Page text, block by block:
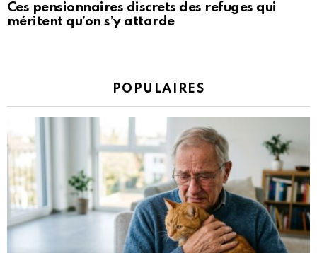
Ces pensionnaires discrets des refuges qui
méritent qu’on s’y attarde
POPULAIRES